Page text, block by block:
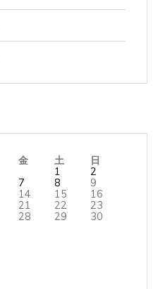
1
2
7 8
9
14 15
16
21 22
23
28 29
30